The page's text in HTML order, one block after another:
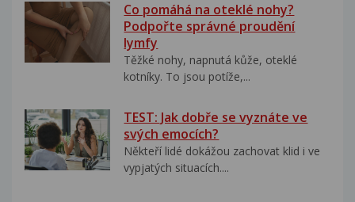
Co pomáhá na oteklé nohy?
Podpořte správné proudění
lymfy
Těžké nohy, napnutá kůže, oteklé
kotníky. To jsou potíže,...
TEST: Jak dobře se vyznáte ve
svých emocích?
Někteří lidé dokážou zachovat klid i ve
vypjatých situacích....